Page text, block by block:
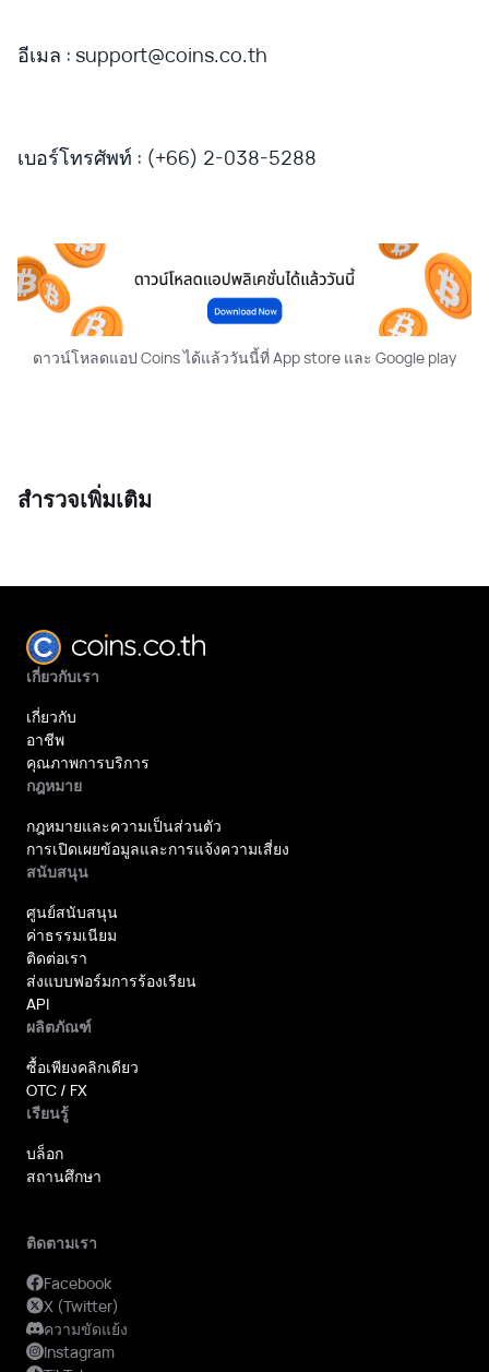
อีเมล : support@coins.co.th
เบอร์โทรศัพท์ : (+66) 2-038-5288
ดาวน์โหลดแอป Coins ได้แล้ววันนี้ที่ App store และ Google play
สำรวจเพิ่มเติม
เกี่ยวกับเรา
เกี่ยวกับ
อาชีพ
คุณภาพการบริการ
กฎหมาย
กฎหมายและความเป็นส่วนตัว
การเปิดเผยข้อมูลและการแจ้งความเสี่ยง
สนับสนุน
ศูนย์สนับสนุน
ค่าธรรมเนียม
ติดต่อเรา
ส่งแบบฟอร์มการร้องเรียน
API
ผลิตภัณฑ์
ซื้อเพียงคลิกเดียว
OTC / FX
เรียนรู้
บล็อก
สถานศึกษา
ติดตามเรา
Facebook
X (Twitter)
ความขัดแย้ง
Instagram